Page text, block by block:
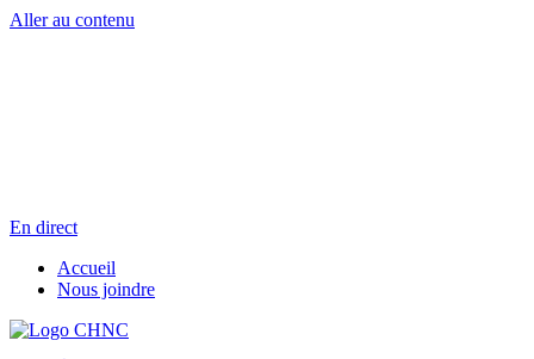
Aller au contenu
En direct
Accueil
Nous joindre